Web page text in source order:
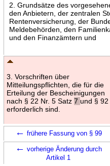
2. Grundsätze des
den Anbietern, der zentralen
Rentenversicherung, der
Meldebehörden, den
und den Finanzämtern und
3. Vorschriften über
Mitteilungspflichten, die für die
Erteilung der Bescheinigungen
nach § 22 Nr. 5 Satz 7 und § 92
erforderlich sind.
← frühere Fassung von § 99
← vorherige Änderung durch
Artikel 1